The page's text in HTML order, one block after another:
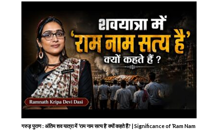
गरुड़ पुराण : अंतिम शव यात्रा में ‘राम नाम सत्य है’ क्यों कहते हैं? | Significance of ‘Ram Nam